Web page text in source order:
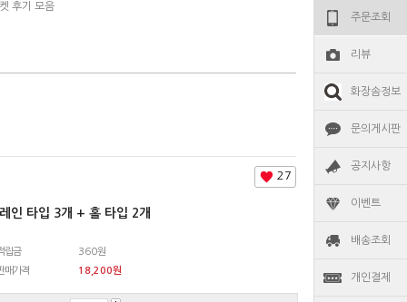
주문조회
리뷰
화장솜정보
문의게시판
공지사항
이벤트
배송조회
개인결제
후기 모음
27
인 타입 3개 + 홀 타입 2개
립금
360원
매가격
18,200원